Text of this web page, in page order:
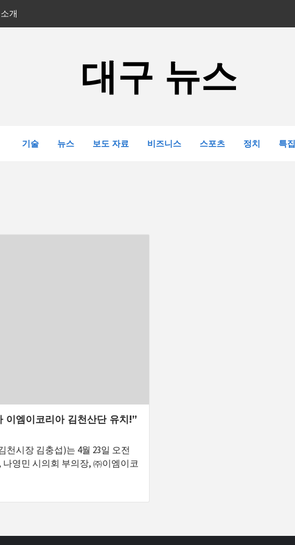
개
대구 뉴스
기술 뉴스 보도 자료 비즈니스 스포츠 정치 특집
이엠이코리아 김천산단 유치!”
시장 김충섭)는 4월 23일 오전
영민 시의회 부의장, ㈜이엠이코